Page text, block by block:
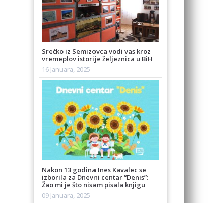
Srećko iz Semizovca vodi vas kroz
vremeplov istorije željeznica u BiH
16 Januara, 2025
Nakon 13 godina Ines Kavalec se
izborila za Dnevni centar “Denis”:
Žao mi je što nisam pisala knjigu
09 Januara, 2025